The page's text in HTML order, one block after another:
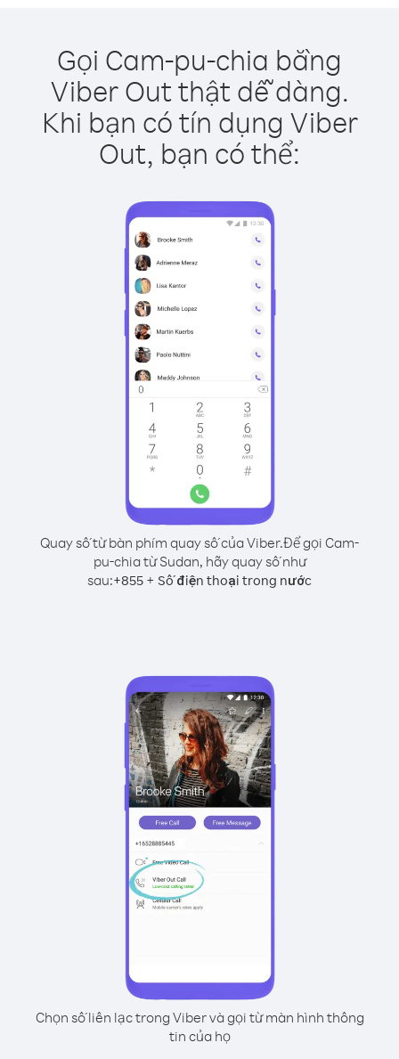
Gọi Cam-pu-chia bằng
Viber Out thật dễ dàng.
Khi bạn có tín dụng Viber
Out, bạn có thể:
Quay số từ bàn phím quay số của Viber.Để gọi Cam-
pu-chia từ Sudan, hãy quay số như
sau:+855 + Số điện thoại trong nước
Chọn số liên lạc trong Viber và gọi từ màn hình thông
tin của họ